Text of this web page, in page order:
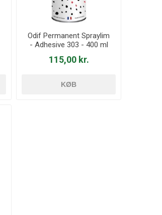
Odif Permanent Spraylim
- Adhesive 303 - 400 ml
115,00 kr.
KØB